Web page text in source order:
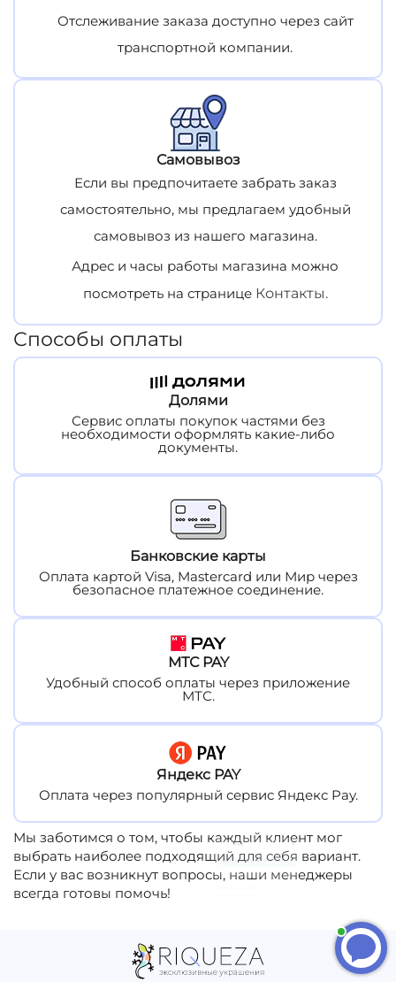
Отслеживание заказа доступно через сайт
транспортной компании.
Самовывоз
Если вы предпочитаете забрать заказ
самостоятельно, мы предлагаем удобный
самовывоз из нашего магазина.
Адрес и часы работы магазина можно
посмотреть на странице Контакты.
Способы оплаты
Долями
Сервис оплаты покупок частями без
необходимости оформлять какие-либо
документы.
Банковские карты
Оплата картой Visa, Mastercard или Мир через
безопасное платежное соединение.
МТС PAY
Удобный способ оплаты через приложение
МТС.
Яндекс PAY
Оплата через популярный сервис Яндекс Pay.
Мы заботимся о том, чтобы каждый клиент мог
выбрать наиболее подходящий для себя вариант.
Если у вас возникнут вопросы, наши менеджеры
всегда готовы помочь!
Введите сообщение
Анна
Приветствуем вас!